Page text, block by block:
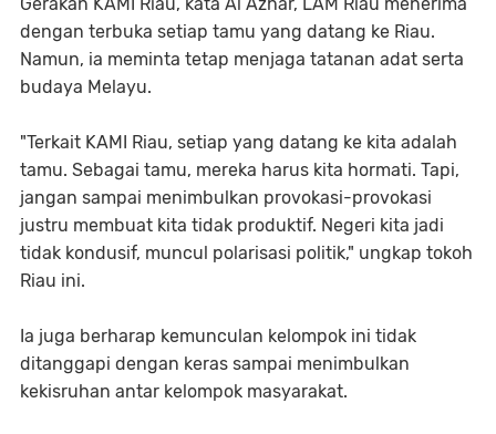
dengan terbuka setiap tamu yang datang ke Riau.
Namun, ia meminta tetap menjaga tatanan adat serta
budaya Melayu.
"Terkait KAMI Riau, setiap yang datang ke kita adalah
tamu. Sebagai tamu, mereka harus kita hormati. Tapi,
jangan sampai menimbulkan provokasi-provokasi
justru membuat kita tidak produktif. Negeri kita jadi
tidak kondusif, muncul polarisasi politik," ungkap tokoh
Riau ini.
Ia juga berharap kemunculan kelompok ini tidak
ditanggapi dengan keras sampai menimbulkan
kekisruhan antar kelompok masyarakat.